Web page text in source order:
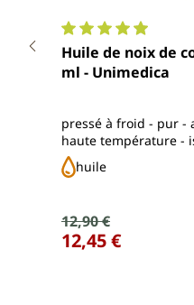
Note moyenne de
Huile de noix de
ml - Unimedica
pressé à froid - pur -
haute température -
biologique contrôlée
huile
Prix de vente :
Prix régulier :
12,90 €
12,45 €